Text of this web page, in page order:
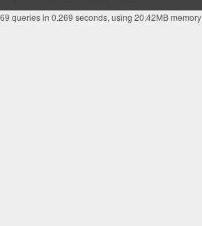
69 queries in 0.269 seconds, using 20.42MB memory